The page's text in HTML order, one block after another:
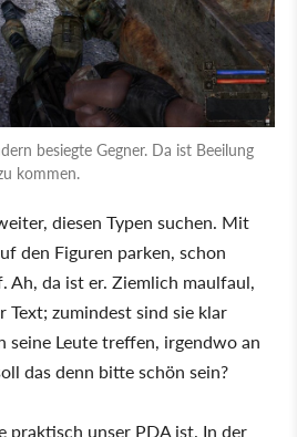
besiegte Gegner. Da ist Beeilung
kommen.
diesen Typen suchen. Mit
den Figuren parken, schon
Ah, da ist er. Ziemlich maulfaul,
Text; zumindest sind sie klar
Leute treffen, irgendwo an
das denn bitte schön sein?
praktisch unser PDA ist. In der